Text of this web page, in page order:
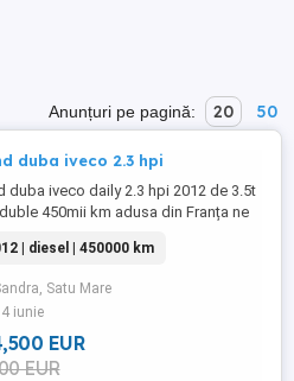
Anunțuri pe pagină: 20 50
duba iveco 2.3 hpi
duba iveco daily 2.3 hpi 2012 de 3.5t
450mii km adusa din Franța ne
| diesel | 450000 km
Satu Mare
iunie
EUR
EUR